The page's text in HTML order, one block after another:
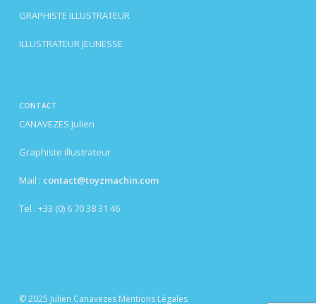
GRAPHISTE ILLUSTRATEUR
ILLUSTRATEUR JEUNESSE
CONTACT
CANAVEZES Julien
Graphiste illustrateur
Mail : contact@toyzmachin.com
Tel : +33 (0) 6 70 38 31 46
© 2025 Julien Canavezes Mentions Légales